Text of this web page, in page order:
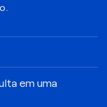
em uma